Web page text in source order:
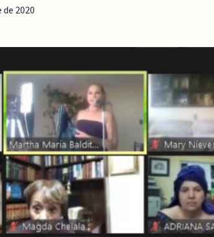
2020